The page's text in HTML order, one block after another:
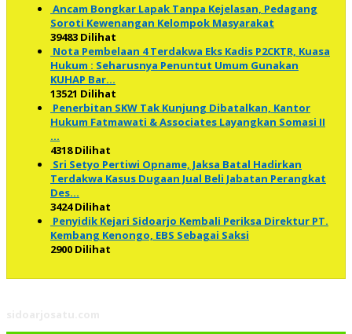
Ancam Bongkar Lapak Tanpa Kejelasan, Pedagang
Soroti Kewenangan Kelompok Masyarakat
39483 Dilihat
Nota Pembelaan 4 Terdakwa Eks Kadis P2CKTR, Kuasa
Hukum : Seharusnya Penuntut Umum Gunakan
KUHAP Bar…
13521 Dilihat
Penerbitan SKW Tak Kunjung Dibatalkan, Kantor
Hukum Fatmawati & Associates Layangkan Somasi II
…
4318 Dilihat
Sri Setyo Pertiwi Opname, Jaksa Batal Hadirkan
Terdakwa Kasus Dugaan Jual Beli Jabatan Perangkat
Des…
3424 Dilihat
Penyidik Kejari Sidoarjo Kembali Periksa Direktur PT.
Kembang Kenongo, EBS Sebagai Saksi
2900 Dilihat